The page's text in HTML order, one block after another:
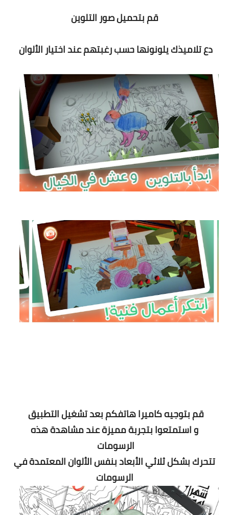
قم بتحميل صور التلوين
دع تلاميذك يلونونها حسب رغبتهم عند اختيار الألوان
قم بتوجيه كاميرا هاتفكم بعد تشغيل التطبيق
و استمتعوا بتجربة مميزة عند مشاهدة هذه
الرسومات
تتحرك بشكل ثلاثي الأبعاد بنفس الألوان المعتمدة في
الرسومات